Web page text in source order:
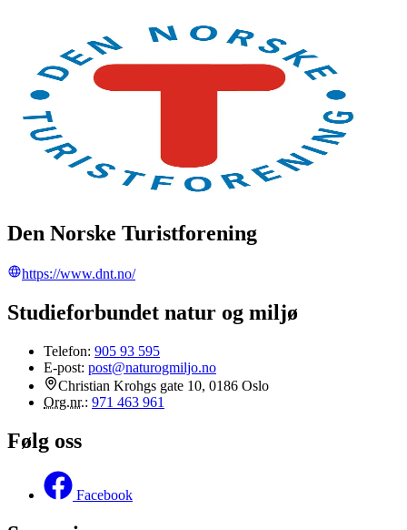
Den Norske Turistforening
https://www.dnt.no/
Studieforbundet natur og miljø
Telefon: 905 93 595
E-post: post@naturogmiljo.no
Christian Krohgs gate 10, 0186 Oslo
Org.nr.: 971 463 961
Følg oss
Facebook